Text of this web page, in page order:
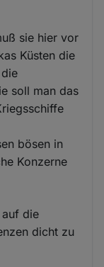
sie hier vor
Küsten die
soll man das
bösen in
Konzerne
die
dicht zu